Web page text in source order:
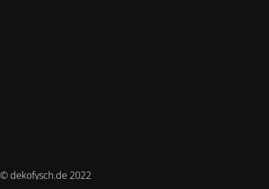
© dekofysch.de 2022